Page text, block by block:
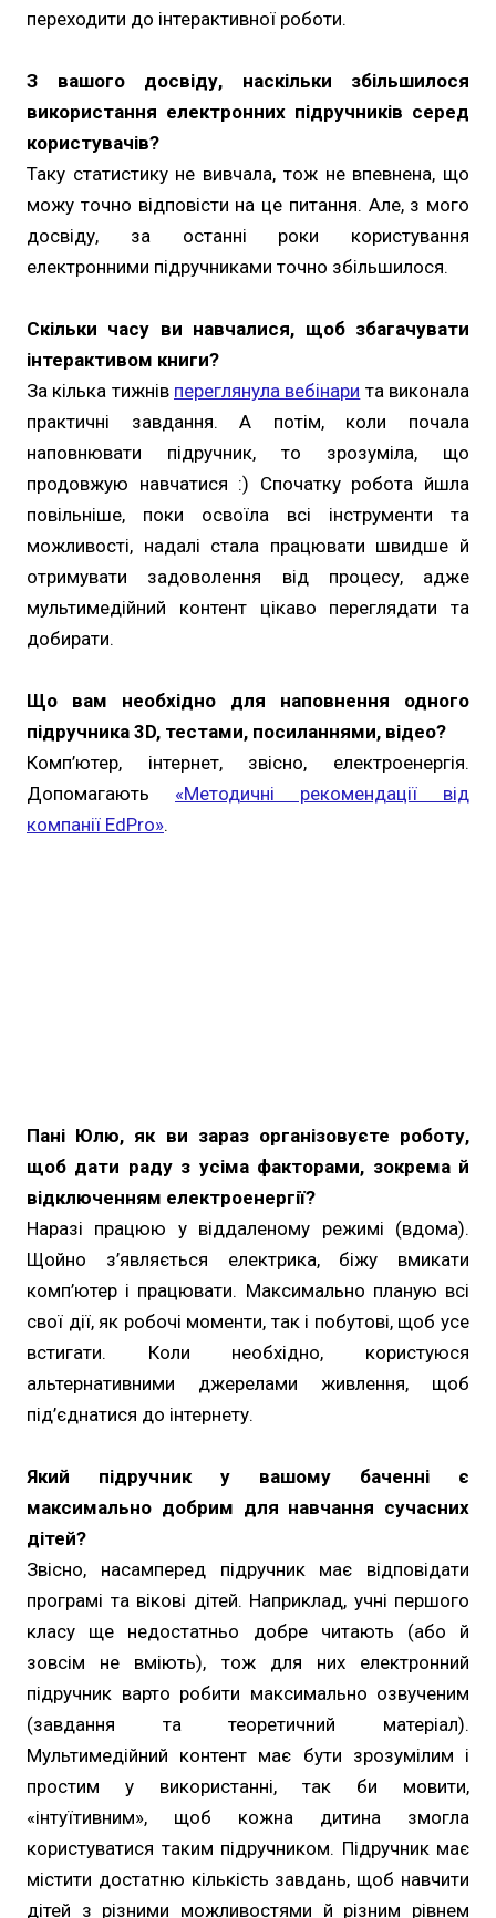
переходити до інтерактивної роботи.
З вашого досвіду, наскільки збільшилося
використання електронних підручників серед
користувачів?
Таку статистику не вивчала, тож не впевнена, що
можу точно відповісти на це питання. Але, з мого
досвіду, за останні роки користування
електронними підручниками точно збільшилося.
Скільки часу ви навчалися, щоб збагачувати
інтерактивом книги?
За кілька тижнів переглянула вебінари та виконала
практичні завдання. А потім, коли почала
наповнювати підручник, то зрозуміла, що
продовжую навчатися :) Спочатку робота йшла
повільніше, поки освоїла всі інструменти та
можливості, надалі стала працювати швидше й
отримувати задоволення від процесу, адже
мультимедійний контент цікаво переглядати та
добирати.
Що вам необхідно для наповнення одного
підручника 3D, тестами, посиланнями, відео?
Комп’ютер, інтернет, звісно, електроенергія.
Допомагають «Методичні рекомендації від
компанії EdPro».
Пані Юлю, як ви зараз організовуєте роботу,
щоб дати раду з усіма факторами, зокрема й
відключенням електроенергії?
Наразі працюю у віддаленому режимі (вдома).
Щойно з’являється електрика, біжу вмикати
комп’ютер і працювати. Максимально планую всі
свої дії, як робочі моменти, так і побутові, щоб усе
встигати. Коли необхідно, користуюся
альтернативними джерелами живлення, щоб
під’єднатися до інтернету.
Який підручник у вашому баченні є
максимально добрим для навчання сучасних
дітей?
Звісно, насамперед підручник має відповідати
програмі та вікові дітей. Наприклад, учні першого
класу ще недостатньо добре читають (або й
зовсім не вміють), тож для них електронний
підручник варто робити максимально озвученим
(завдання та теоретичний матеріал).
Мультимедійний контент має бути зрозумілим і
простим у використанні, так би мовити,
«інтуїтивним», щоб кожна дитина змогла
користуватися таким підручником. Підручник має
містити достатню кількість завдань, щоб навчити
дітей з різними можливостями й різним рівнем